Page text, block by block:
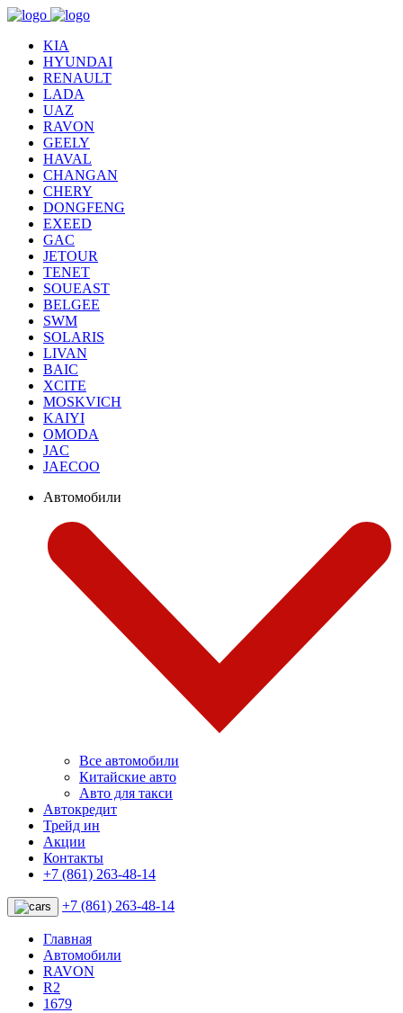
KIA
HYUNDAI
RENAULT
LADA
UAZ
RAVON
GEELY
HAVAL
CHANGAN
CHERY
DONGFENG
EXEED
GAC
JETOUR
TENET
SOUEAST
BELGEE
SWM
SOLARIS
LIVAN
BAIC
XCITE
MOSKVICH
KAIYI
OMODA
JAC
JAECOO
Автомобили
Все автомобили
Китайские авто
Авто для такси
Автокредит
Трейд ин
Акции
Контакты
+7 (861) 263-48-14
+7 (861) 263-48-14
Главная
Автомобили
RAVON
R2
1679